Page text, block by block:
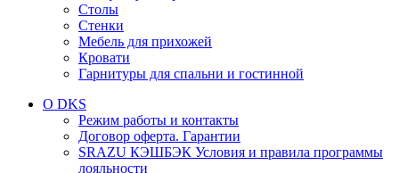
Столы
Стенки
Мебель для прихожей
Кровати
Гарнитуры для спальни и гостинной
О DKS
Режим работы и контакты
Договор оферта. Гарантии
SRAZU КЭШБЭК Условия и правила программы
лояльности